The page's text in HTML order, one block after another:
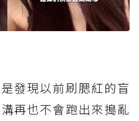
發現以前刷腮紅的盲
再也不會跑出來搗亂